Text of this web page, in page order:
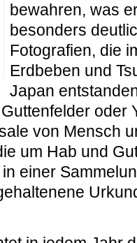
bewahren, was
besonders
Fotografien, die
Erdbeben und
Japan
oder
von Mensch
um Hab und
einer